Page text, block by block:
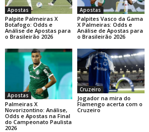
Apostas
Palpite Palmeiras X
Botafogo: Odds e
Análise de Apostas para
o Brasileirão 2026
Apostas
Palpites Vasco da Gama
X Palmeiras: Odds e
Análise de Apostas para
o Brasileirão 2026
Apostas
Palmeiras X
Novorizontino: Análise,
Odds e Apostas na Final
do Campeonato Paulista
2026
Cruzeiro
Jogador na mira do
Flamengo acerta com o
Cruzeiro